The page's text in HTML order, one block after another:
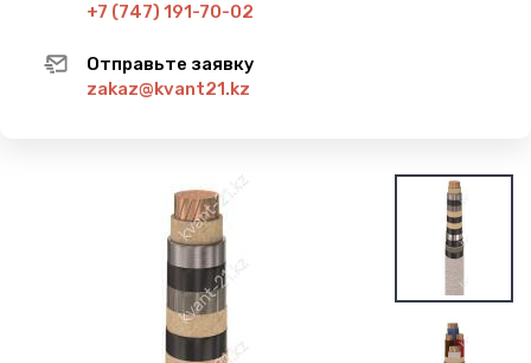
+7 (747) 191-70-02
Отправьте заявку
zakaz@kvant21.kz